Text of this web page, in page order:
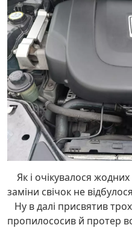
Як і очікувалося жодних
заміни свічок не
Ну в далі присвятив
пропилососив й протер